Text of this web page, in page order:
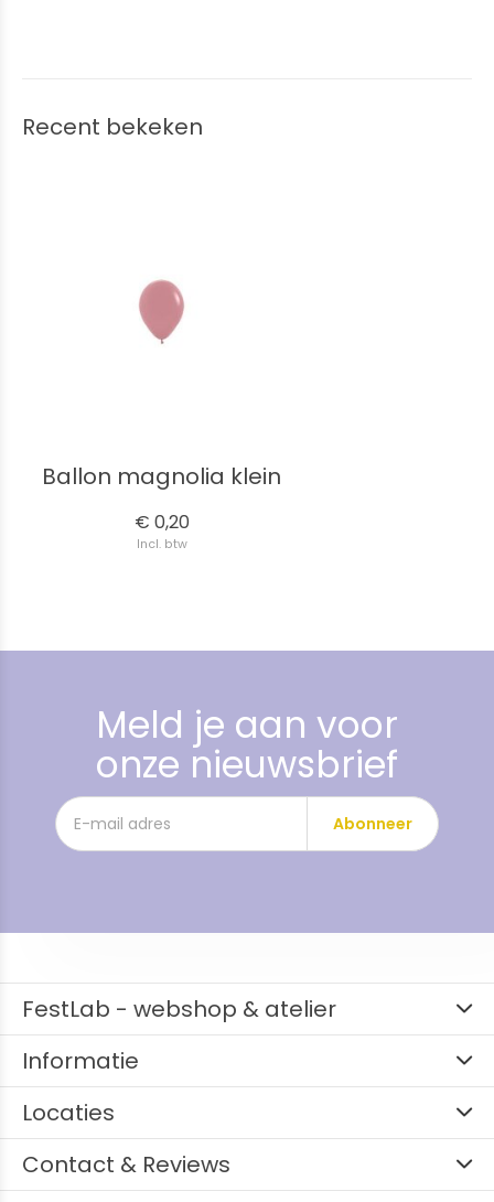
Recent bekeken
Ballon magnolia klein
€ 0,20
Incl. btw
Meld je aan voor
onze nieuwsbrief
Abonneer
FestLab - webshop & atelier
Informatie
Locaties
Contact & Reviews